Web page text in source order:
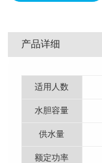
产品详细
适用人数
水胆容量
供水量
额定功率